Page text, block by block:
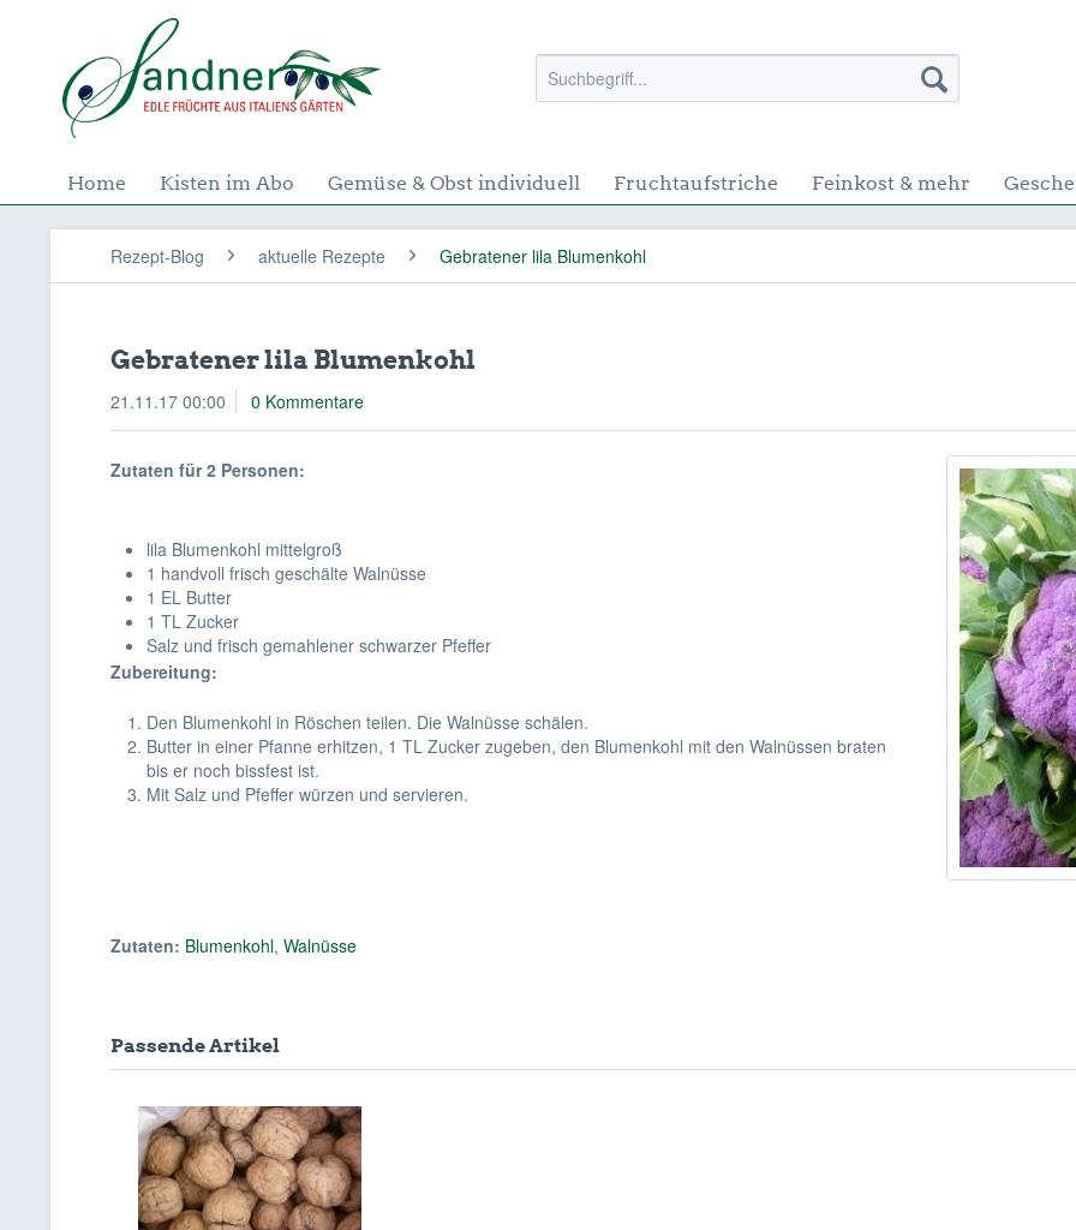
Home Kisten im Abo Gemüse & Obst individuell Fruchtaufstriche Feinkost & mehr
Rezept-Blog aktuelle Rezepte Gebratener lila Blumenkohl
Gebratener lila Blumenkohl
21.11.17 00:00 0 Kommentare
Zutaten für 2 Personen:
lila Blumenkohl mittelgroß
1 handvoll frisch geschälte Walnüsse
1 EL Butter
1 TL Zucker
Salz und frisch gemahlener schwarzer Pfeffer
Zubereitung:
Den Blumenkohl in Röschen teilen. Die Walnüsse schälen.
Butter in einer Pfanne erhitzen, 1 TL Zucker zugeben, den Blumenkohl mit den Walnüssen braten
bis er noch bissfest ist.
Mit Salz und Pfeffer würzen und servieren.
Zutaten: Blumenkohl, Walnüsse
Passende Artikel